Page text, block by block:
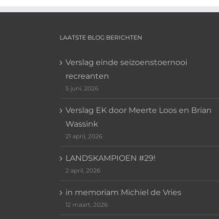
LAATSTE BLOG BERICHTEN
Verslag einde seizoenstoernooi
recreanten
5 juni, 2026
Verslag EK door Meerte Loos en Brian
Wassink
21 april, 2026
LANDSKAMPIOEN #29!
2 april, 2026
in memoriam Michiel de Vries
12 maart, 2026